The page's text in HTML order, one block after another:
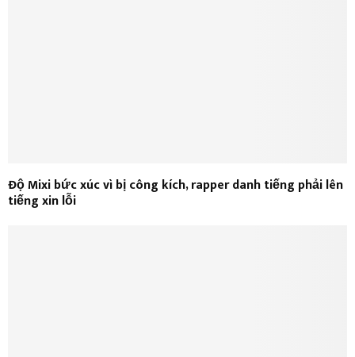
Độ Mixi bức xúc vì bị công kích, rapper danh tiếng phải lên
tiếng xin lỗi